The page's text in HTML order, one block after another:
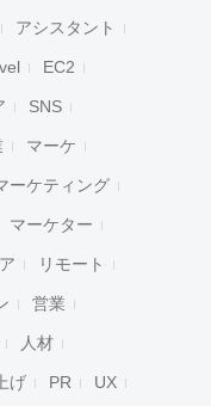
アシスタント
EC2
SNS
マーケ
ーケティング
マーケター
リモート
営業
人材
げ PR UX